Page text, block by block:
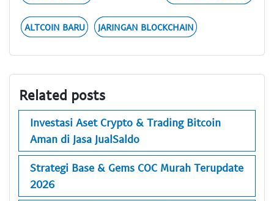
ALTCOIN BARU JARINGAN BLOCKCHAIN
Related posts
Investasi Aset Crypto & Trading Bitcoin
Aman di Jasa JualSaldo
Strategi Base & Gems COC Murah Terupdate
2026